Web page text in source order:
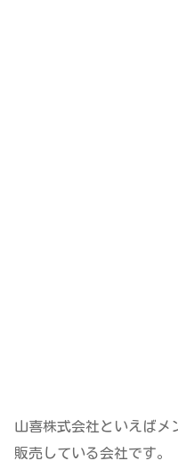
山喜株式会社といえばメ
販売している会社です。